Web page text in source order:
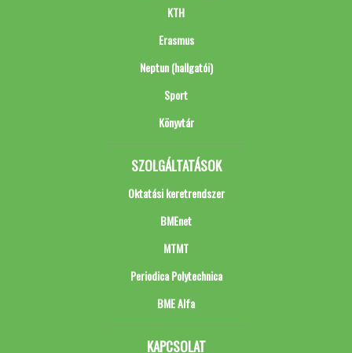
KTH
Erasmus
Neptun (hallgatói)
Sport
Könyvtár
SZOLGÁLTATÁSOK
Oktatási keretrendszer
BMEnet
MTMT
Periodica Polytechnica
BME Alfa
KAPCSOLAT